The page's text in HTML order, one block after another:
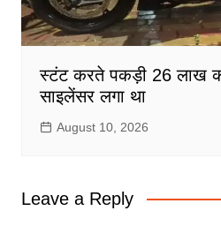
स्टंट करते पकड़ी 26 लाख
साइलेंसर लगा था
August 10, 2026
Leave a Reply